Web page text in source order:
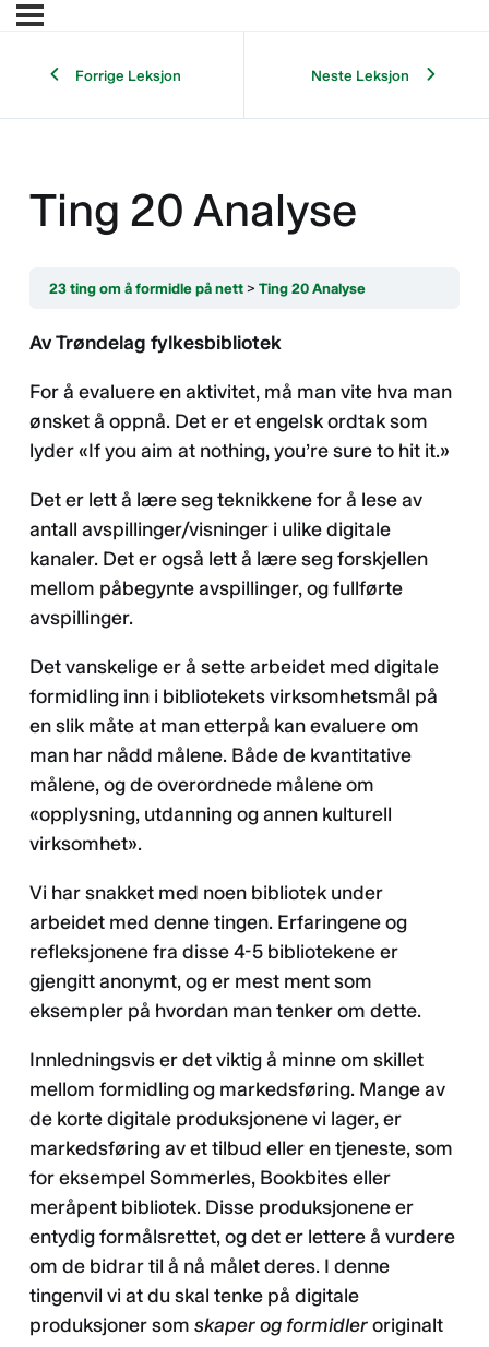
Forrige Leksjon Neste Leksjon
Ting 20 Analyse
23 ting om å formidle på nett Ting 20 Analyse
Av Trøndelag fylkesbibliotek
For å evaluere en aktivitet, må man vite hva man
ønsket å oppnå. Det er et engelsk ordtak som
lyder «If you aim at nothing, you’re sure to hit it.»
Det er lett å lære seg teknikkene for å lese av
antall avspillinger/visninger i ulike digitale
kanaler. Det er også lett å lære seg forskjellen
mellom påbegynte avspillinger, og fullførte
avspillinger.
Det vanskelige er å sette arbeidet med digitale
formidling inn i bibliotekets virksomhetsmål på
en slik måte at man etterpå kan evaluere om
man har nådd målene. Både de kvantitative
målene, og de overordnede målene om
«opplysning, utdanning og annen kulturell
virksomhet».
Vi har snakket med noen bibliotek under
arbeidet med denne tingen. Erfaringene og
refleksjonene fra disse 4-5 bibliotekene er
gjengitt anonymt, og er mest ment som
eksempler på hvordan man tenker om dette.
Innledningsvis er det viktig å minne om skillet
mellom formidling og markedsføring. Mange av
de korte digitale produksjonene vi lager, er
markedsføring av et tilbud eller en tjeneste, som
for eksempel Sommerles, Bookbites eller
meråpent bibliotek. Disse produksjonene er
entydig formålsrettet, og det er lettere å vurdere
om de bidrar til å nå målet deres. I denne
tingenvil vi at du skal tenke på digitale
produksjoner som skaper og formidleroriginalt